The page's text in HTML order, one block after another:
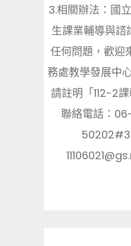
3.相關辦法：國
生課業輔導與諮
任何問題，歡迎
務處教學發展中
請註明「112-2
聯絡電話：